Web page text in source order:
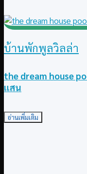
บ้านพักพูลวิลล่า
the dream house
แสน
อ่านเพิ่มเติม